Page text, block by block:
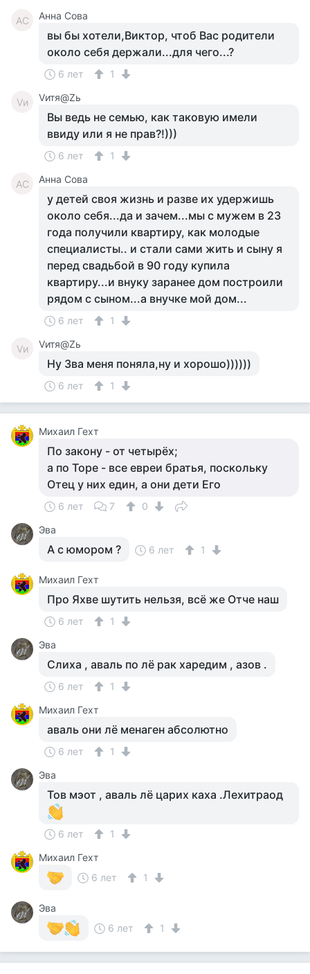
АС Анна Сова
вы бы хотели,Виктор, чтоб Вас родители
около себя держали...для чего...?
6 лет 1
Vи Vитя@Zь
Вы ведь не семью, как таковую имели
ввиду или я не прав?!)))
6 лет 1
АС Анна Сова
у детей своя жизнь и разве их удержишь
около себя...да и зачем...мы с мужем в 23
года получили квартиру, как молодые
специалисты.. и стали сами жить и сыну я
перед свадьбой в 90 году купила
квартиру...и внуку заранее дом построили
рядом с сыном...а внучке мой дом...
6 лет 1
Vи Vитя@Zь
Ну Зва меня поняла,ну и хорошо))))))
6 лет 1
Михаил Гехт
По закону - от четырёх;
а по Торе - все евреи братья, поскольку
Отец у них един, а они дети Его
6 лет 7
0
Эва
А с юмором ? 6 лет 1
Михаил Гехт
Про Яхве шутить нельзя, всё же Отче наш
6 лет
1
Эва
Слиха , аваль по лё рак харедим , азов .
6 лет
1
Михаил Гехт
аваль они лё менаген абсолютно
6 лет
1
Эва
Тов мэот , аваль лё царих каха .Лехитраод
6 лет
1
Михаил Гехт
6 лет
1
Эва
6 лет
1